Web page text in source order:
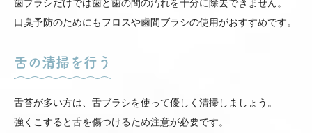
歯ブラシだけでは歯と歯の間の汚れを十分に除去できません。
口臭予防のためにもフロスや歯間ブラシの使用がおすすめです。
舌の清掃を行う
舌苔が多い方は、舌ブラシを使って優しく清掃しましょう。
強くこすると舌を傷つけるため注意が必要です。